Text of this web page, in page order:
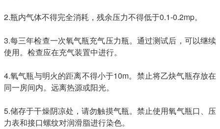
2.瓶内气体不得完全消耗，残余压力不得低于0.1-0.2mp。
3.每三年检查一次氧气瓶充气压力瓶。通过测试后，可以继续
使用。检查应在充气装置中进行。
4.氧气瓶与明火的距离不得小于10m。禁止将乙炔气瓶存放在
同一房间内。远离热源或阳光。
5.储存于干燥阴凉处，请勿触摸气瓶。禁止使用氧气瓶口、压
力表和接口螺纹对润滑脂进行染色。